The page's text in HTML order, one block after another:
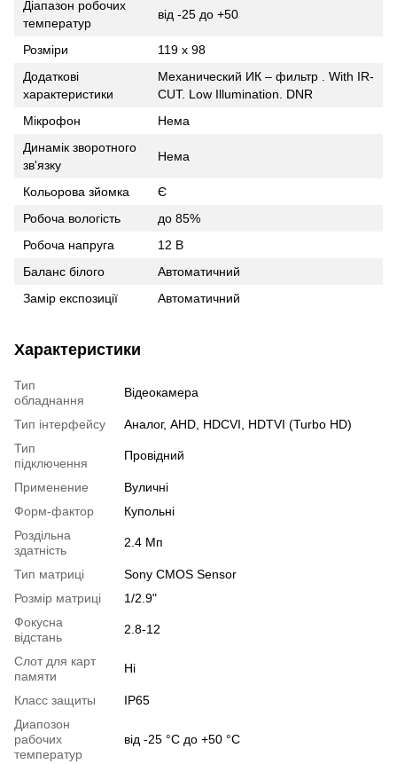
Діапазон робочих
температур
від -25 до +50
Розміри
119 x 98
Додаткові
характеристики
Механический ИК – фильтр . With IR-
CUT. Low Illumination. DNR
Мікрофон
Нема
Динамік зворотного
зв'язку
Нема
Кольорова зйомка
Є
Робоча вологість
до 85%
Робоча напруга
12 В
Баланс білого
Автоматичний
Замір експозиції
Автоматичний
Характеристики
Тип
обладнання
Відеокамера
Тип інтерфейсу
Аналог, AHD, HDCVI, HDTVI (Turbo HD)
Тип
підключення
Провідний
Применение
Вуличні
Форм-фактор
Купольні
Роздільна
здатність
2.4 Мп
Тип матриці
Sony CMOS Sensor
Розмір матриці
1/2.9"
Фокусна
відстань
2.8-12
Слот для карт
памяти
Ні
Класс защиты
IP65
Диапозон
рабочих
температур
від -25 °C до +50 °C